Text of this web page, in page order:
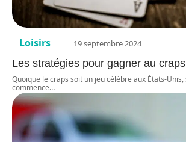
Loisirs 19 septembre 2024
Les stratégies pour gagner au craps
Quoique le craps soit un jeu célèbre aux États-
commence…